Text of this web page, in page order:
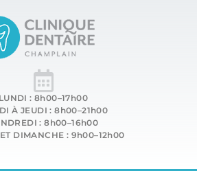
LUNDI : 8h00–17h00
À JEUDI : 8h00–21h00
: 8h00–16h00
DIMANCHE : 9h00–12h00